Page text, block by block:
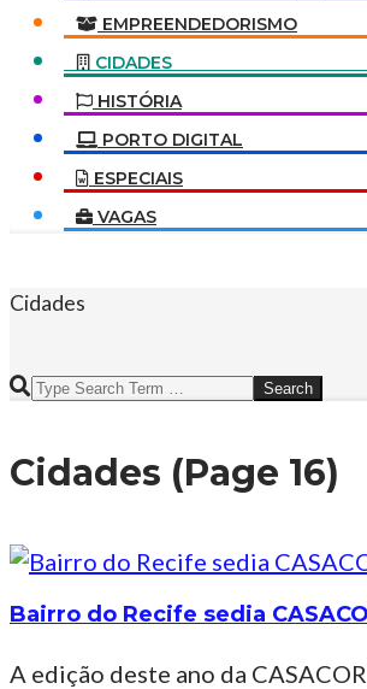
EMPREENDEDORISMO
CIDADES
HISTÓRIA
PORTO DIGITAL
ESPECIAIS
VAGAS
Cidades
Search
Cidades (Page 16)
Bairro do Recife sedia
A edição deste ano da